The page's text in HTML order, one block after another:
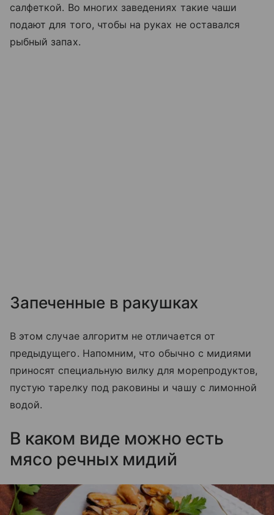
салфеткой. Во многих заведениях такие чаши
подают для того, чтобы на руках не оставался
рыбный запах.
Запеченные в ракушках
В этом случае алгоритм не отличается от
предыдущего. Напомним, что обычно с мидиями
приносят специальную вилку для морепродуктов,
пустую тарелку под раковины и чашу с лимонной
водой.
В каком виде можно есть
мясо речных мидий